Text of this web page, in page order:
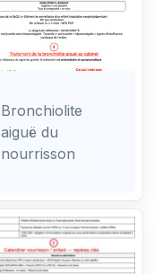
Bronchiolite
aiguë du
nourrisson